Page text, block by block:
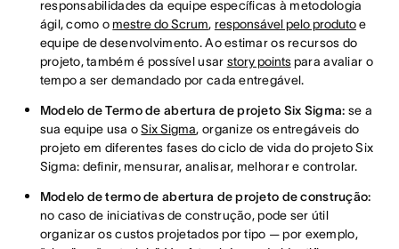
responsabilidades da equipe específicas à metodologia
ágil, como omestre do Scrum, responsável pelo produtoe
equipe de desenvolvimento. Ao estimar os recursos do
projeto, também é possível usar story pointspara avaliar o
tempo a ser demandado por cada entregável.
Modelo de Termo de abertura de projeto Six Sigma: se a
sua equipe usa oSix Sigma, organize os entregáveis do
projeto em diferentes fases do ciclo de vida do projeto Six
Sigma: definir, mensurar, analisar, melhorar e controlar.
Modelo de termo de abertura de projeto de construção:
no caso de iniciativas de construção, pode ser útil
organizar os custos projetados por tipo — por exemplo,